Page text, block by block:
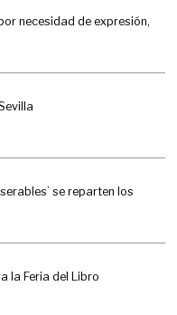
necesidad de expresión,
se reparten los
la Feria del Libro